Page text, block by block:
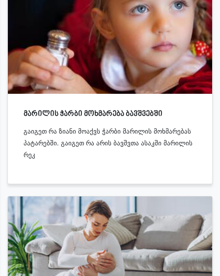
მარილის ჭარბი მოხმარება ბავშვებში
გაიგეთ რა ზიანი მოაქვს ჭარბი მარილის მოხმარებას
პატარებში. გაიგეთ რა არის ბავშვთა ასაკში მარილის
რეკ